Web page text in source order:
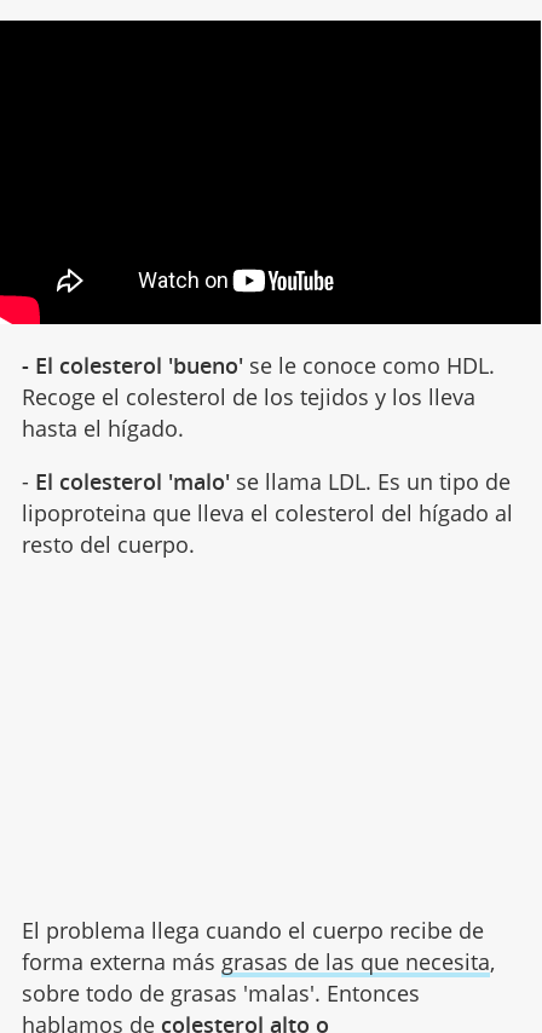
- El colesterol 'bueno'se le conoce como HDL.
Recoge el colesterol de los tejidos y los lleva
hasta el hígado.
- El colesterol 'malo'se llama LDL. Es un tipo de
lipoproteina que lleva el colesterol del hígado al
resto del cuerpo.
El problema llega cuando el cuerpo recibe de
forma externa más grasas de las que necesita,
sobre todo de grasas 'malas'. Entonces
hablamos de colesterol alto o